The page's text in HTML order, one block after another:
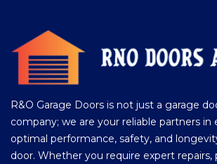
R&O Garage Doors is not just a garage
company; we are your reliable partners in
optimal performance, safety, and
door. Whether you require expert repairs,